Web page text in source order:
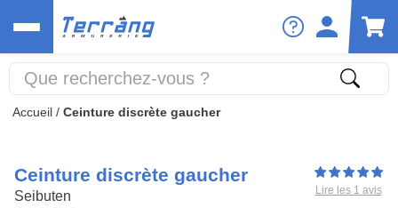
Accueil / Ceinture discrète gaucher
Ceinture discrète gaucher
Seibuten Lire les 1 avis